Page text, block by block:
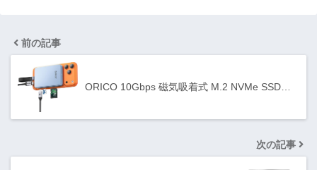
前の記事
ORICO 10Gbps 磁気吸着式 M.2 NVMe SSD…
次の記事